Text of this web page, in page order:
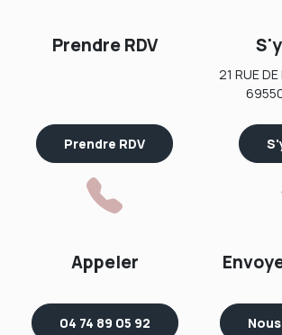
Prendre RDV
Prendre RDV
21 RUE DE
Appeler
04 74 89 05 92